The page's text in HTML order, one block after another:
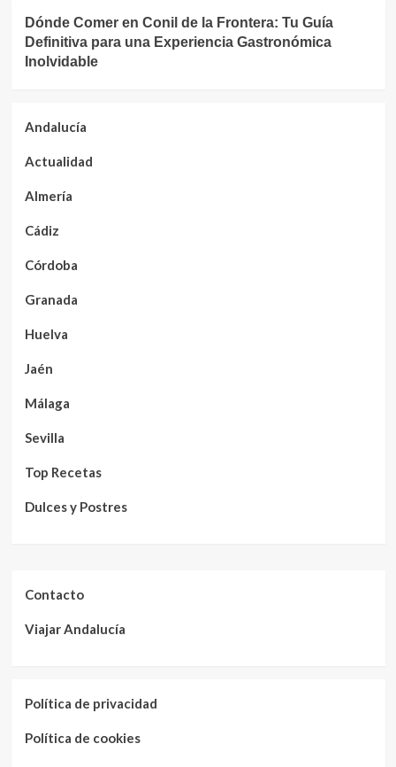
Dónde Comer en Conil de la Frontera: Tu Guía
Definitiva para una Experiencia Gastronómica
Inolvidable
Andalucía
Actualidad
Almería
Cádiz
Córdoba
Granada
Huelva
Jaén
Málaga
Sevilla
Top Recetas
Dulces y Postres
Contacto
Viajar Andalucía
Política de privacidad
Política de cookies